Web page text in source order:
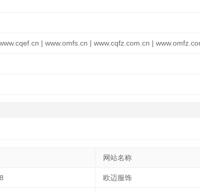
| www.omfs.cn | www.cqfz.com.cn |
网站名称
欧迈服饰